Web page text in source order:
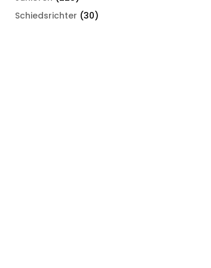
Schiedsrichter (30)